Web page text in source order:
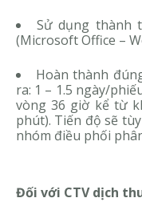
Sử dụng thành
(Microsoft Office –
Hoàn thành
ra: 1 – 1.5 ngày/
vòng 36 giờ kể từ
phút). Tiến độ sẽ
nhóm điều phối
Đối với CTV dịch